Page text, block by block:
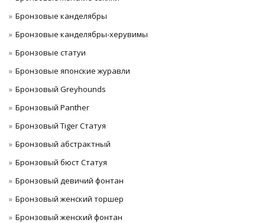
Бронзовые канделябры
Бронзовые канделябры-херувимы
Бронзовые статуи
Бронзовые японские журавли
Бронзовый Greyhounds
Бронзовый Panther
Бронзовый Tiger Статуя
Бронзовый абстрактный
Бронзовый бюст Статуя
Бронзовый девичий фонтан
Бронзовый женский торшер
Бронзовый женский фонтан